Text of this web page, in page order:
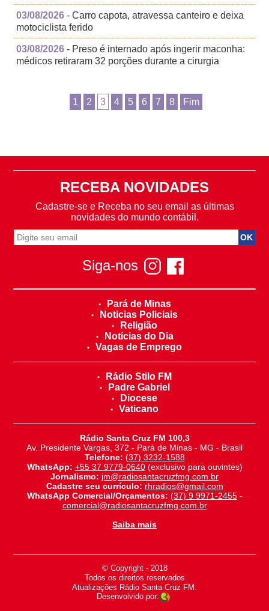
03/08/2026 - Carro capota, atravessa canteiro e deixa
motociclista ferido
03/08/2026 - Preso é internado após ingerir maconha:
médicos retiraram 32 porções durante a cirurgia
1 2 3 4 5 6 7 8 Fim
RECEBA NOVIDADES
Cadastre-se e Receba no seu email as últimas
novidades do mundo contábil.
Siga-nos
Pará de Minas
Noticias Policiais
Religião
Notícias do Dia
Vagas de Emprego
Rádio Stilo FM
Padre Gabriel
Diocese
Vaticano
Rádio Santa Cruz FM 100,3
Av. Presidente Vargas, 372 - Pará de Minas - MG - Brasil
Telefone: (37) 3232-1588
WhatsApp: +55 37 9779-0640(exclusivo para ouvintes)
Jornalismo: jm@radiosantacruzfmg.com.br
Cadastre seu currículo: rhradios@gmail.com
WhatsApp Comercial/Orçamentos: (37) 9 9971-2455-
comercial@radiosantacruzfmg.com.br
Saiba mais
© Copyright - 2018
-
Todos os direitos reservados
-
Atualizações Rádio Santa Cruz FM.
Desenvolvido por: